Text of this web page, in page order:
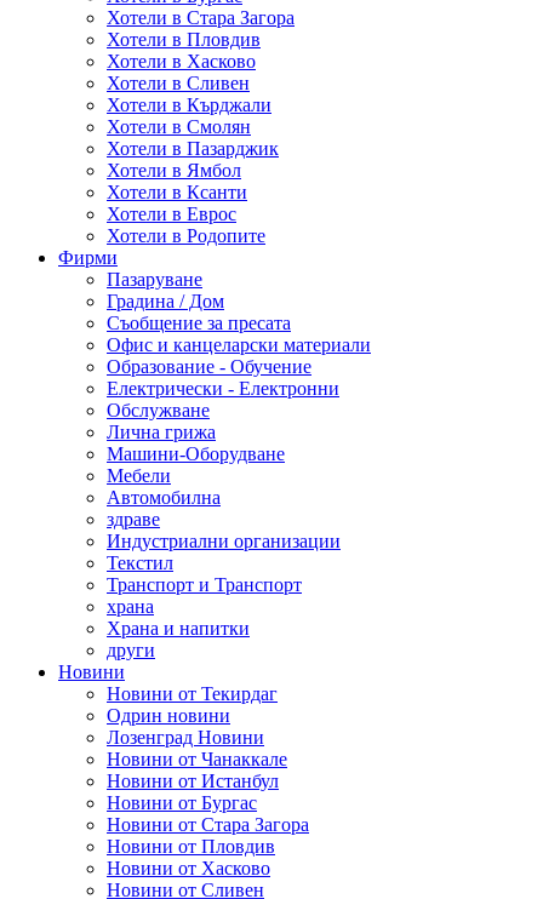
Хотели в Стара Загора
Хотели в Пловдив
Хотели в Хасково
Хотели в Сливен
Хотели в Кърджали
Хотели в Смолян
Хотели в Пазарджик
Хотели в Ямбол
Хотели в Ксанти
Хотели в Еврос
Хотели в Родопите
Фирми
Пазаруване
Градина / Дом
Съобщение за пресата
Офис и канцеларски материали
Образование - Обучение
Електрически - Електронни
Обслужване
Лична грижа
Машини-Оборудване
Мебели
Автомобилна
здраве
Индустриални организации
Текстил
Транспорт и Транспорт
храна
Храна и напитки
други
Новини
Новини от Текирдаг
Одрин новини
Лозенград Новини
Новини от Чанаккале
Новини от Истанбул
Новини от Бургас
Новини от Стара Загора
Новини от Пловдив
Новини от Хасково
Новини от Сливен